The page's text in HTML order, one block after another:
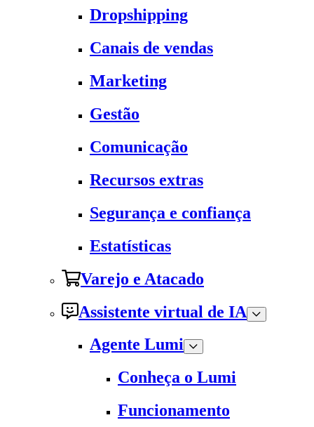
Dropshipping
Canais de vendas
Marketing
Gestão
Comunicação
Recursos extras
Segurança e confiança
Estatísticas
Varejo e Atacado
Assistente virtual de IA
Agente Lumi
Conheça o Lumi
Funcionamento